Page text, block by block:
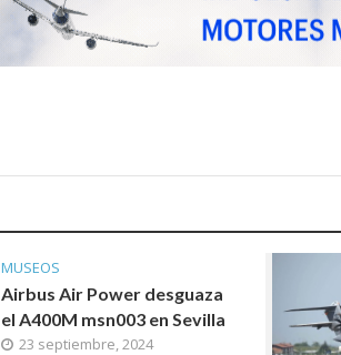
MUSEOS
Airbus Air Power desguaza
el A400M msn003 en Sevilla
23 septiembre, 2024